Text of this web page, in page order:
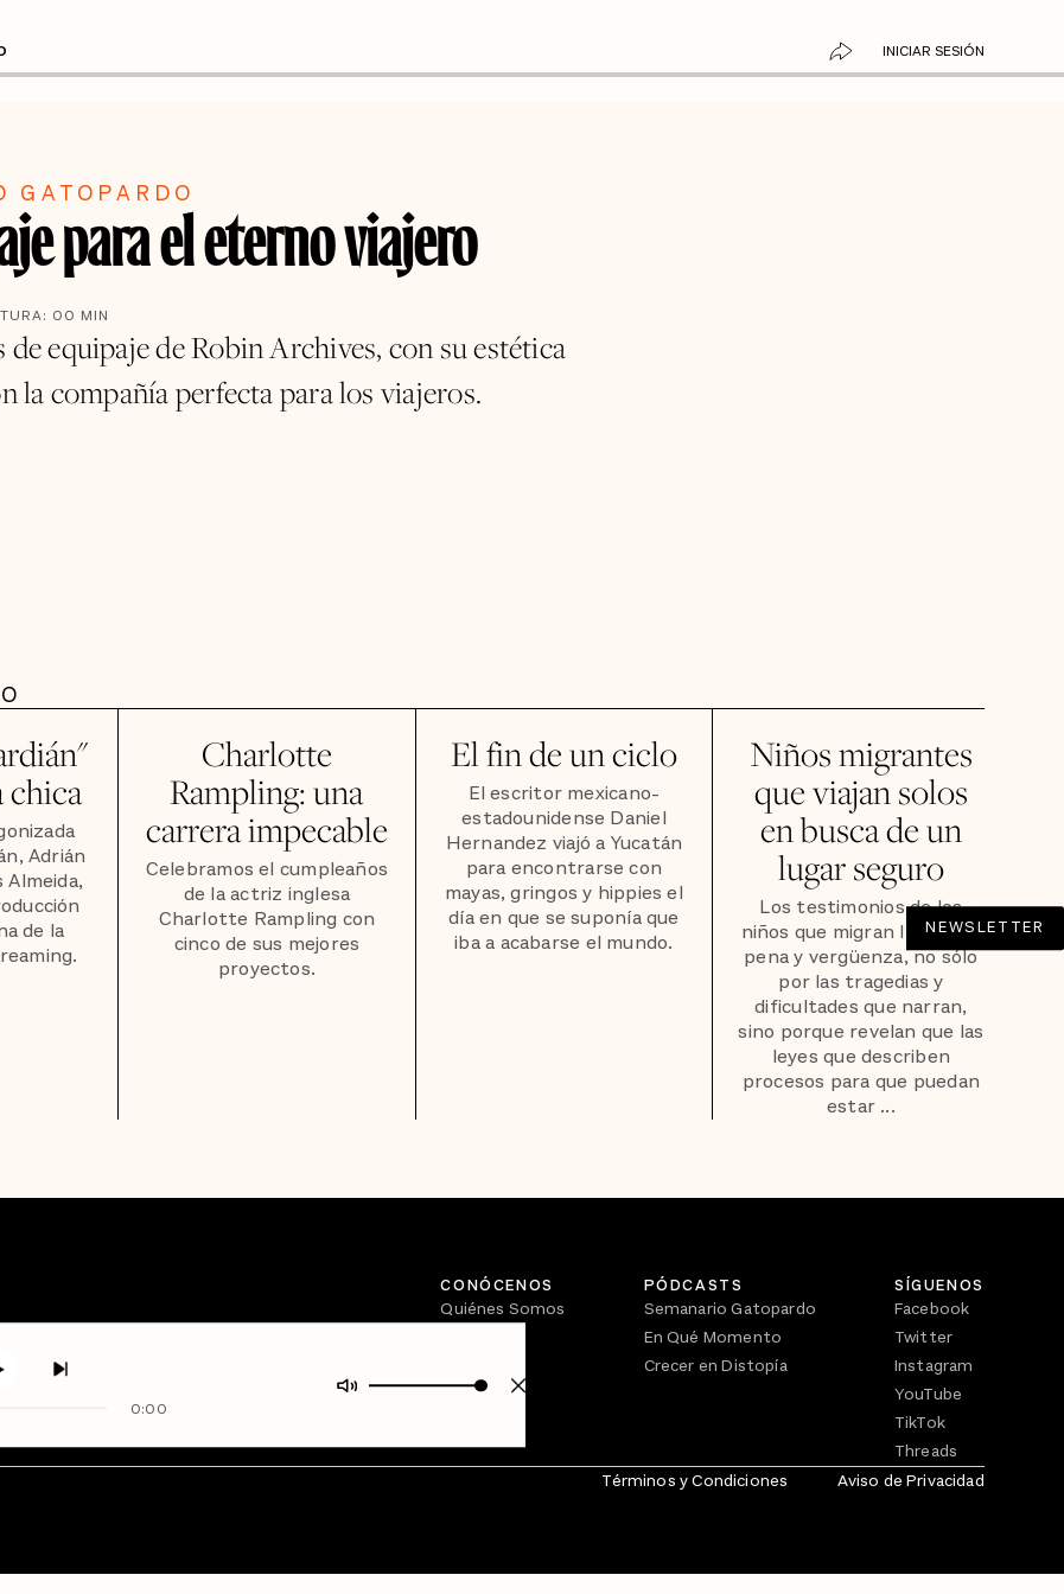
INICIAR SESIÓN
GATOPARDO
para el eterno viajero
00 MIN
de equipaje de Robin Archives, con su estética
la compañía perfecta para los viajeros.
NEWSLETTER
chica
Adrián
Almeida,
de la
Charlotte
Rampling: una
carrera impecable
Celebramos el cumpleaños
de la actriz inglesa
Charlotte Rampling con
cinco de sus mejores
proyectos.
El fin de un ciclo
El escritor mexicano-
estadounidense Daniel
Hernandez viajó a Yucatán
para encontrarse con
mayas, gringos y hippies el
día en que se suponía que
iba a acabarse el mundo.
Niños migrantes
que viajan solos
en busca de un
lugar seguro
Los testimonios de los
niños que migran llenan de
pena y vergüenza, no sólo
por las tragedias y
dificultades que narran,
sino porque revelan que las
leyes que describen
procesos para que puedan
estar ...
0:00
CONÓCENOS
Quiénes Somos
PÓDCASTS
Semanario Gatopardo
En Qué Momento
Crecer en Distopía
SÍGUENOS
Facebook
Twitter
Instagram
YouTube
TikTok
Threads
Términos y Condiciones Aviso de Privacidad